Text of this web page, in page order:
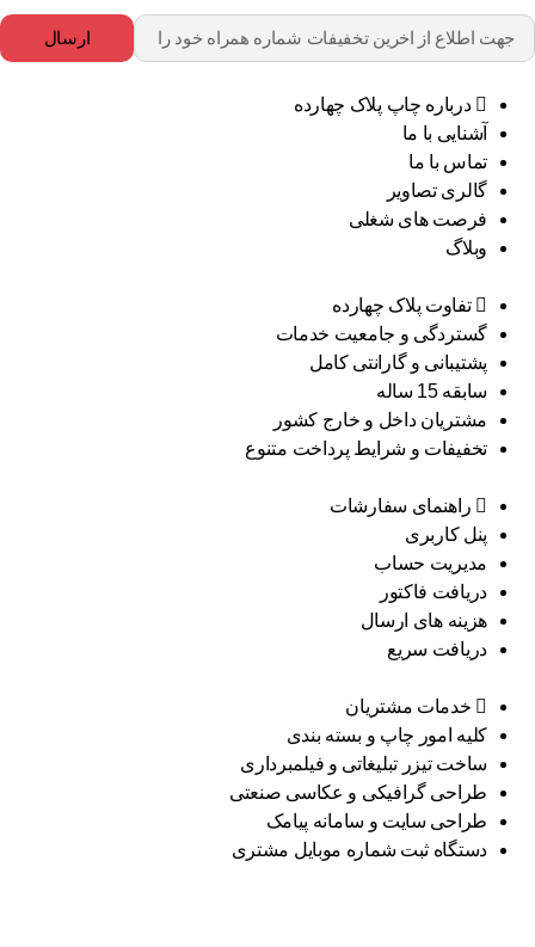
ارسال
درباره چاپ پلاک چهارده
آشنایی با ما
تماس با ما
گالری تصاویر
فرصت های شغلی
وبلاگ
تفاوت پلاک چهارده
گستردگی و جامعیت خدمات
پشتیبانی و گارانتی کامل
سابقه 15 ساله
مشتریان داخل و خارج کشور
تخفیفات و شرایط پرداخت متنوع
راهنمای سفارشات
پنل کاربری
مدیریت حساب
دریافت فاکتور
هزینه های ارسال
دریافت سریع
خدمات مشتریان
کلیه امور چاپ و بسته بندی
ساخت تیزر تبلیغاتی و فیلمبرداری
طراحی گرافیکی و عکاسی صنعتی
طراحی سایت و سامانه پیامک
دستگاه ثبت شماره موبایل مشتری